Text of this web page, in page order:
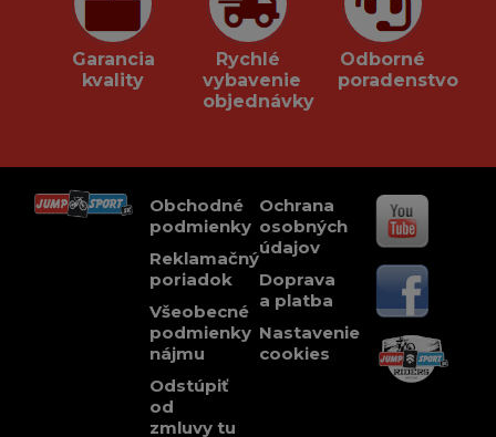
Garancia
kvality
Rychlé
vybavenie
objednávky
Odborné
poradenstvo
Obchodné
podmienky
Reklamačný
poriadok
Všeobecné
podmienky
nájmu
Odstúpiť
od
zmluvy tu
Ochrana
osobných
údajov
Doprava
a platba
Nastavenie
cookies